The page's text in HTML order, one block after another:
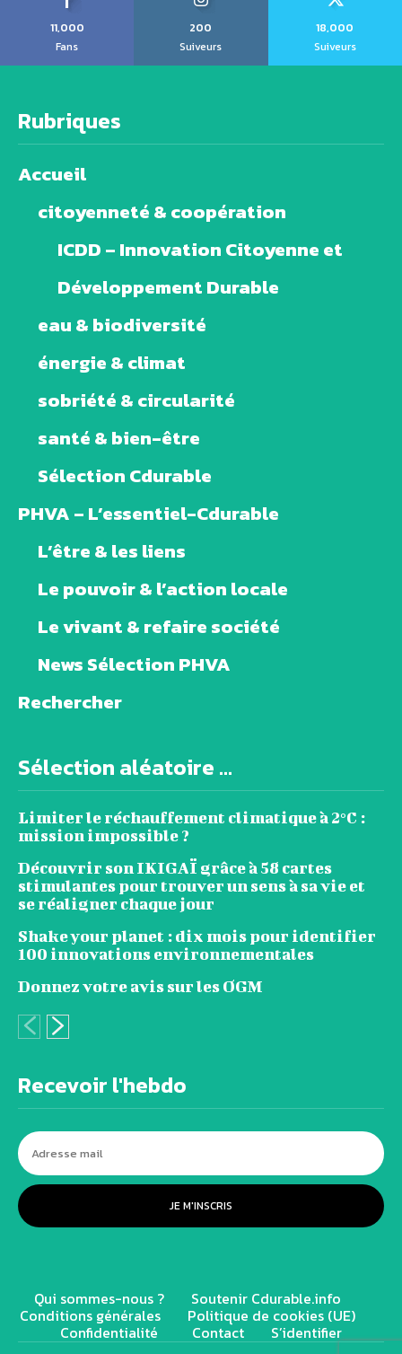
11,000
Fans
200
Suiveurs
18,000
Suiveurs
Rubriques
Accueil
citoyenneté & coopération
ICDD – Innovation Citoyenne et
Développement Durable
eau & biodiversité
énergie & climat
sobriété & circularité
santé & bien-être
Sélection Cdurable
PHVA – L’essentiel-Cdurable
L’être & les liens
Le pouvoir & l’action locale
Le vivant & refaire société
News Sélection PHVA
Rechercher
Sélection aléatoire ...
Limiter le réchauffement climatique à 2°C :
mission impossible ?
Découvrir son IKIGAÏ grâce à 58 cartes
stimulantes pour trouver un sens à sa vie et
se réaligner chaque jour
Shake your planet : dix mois pour identifier
100 innovations environnementales
Donnez votre avis sur les OGM
Recevoir l'hebdo
JE M'INSCRIS
Qui sommes-nous ? Soutenir Cdurable.info
Conditions générales Politique de cookies (UE)
Confidentialité Contact S’identifier